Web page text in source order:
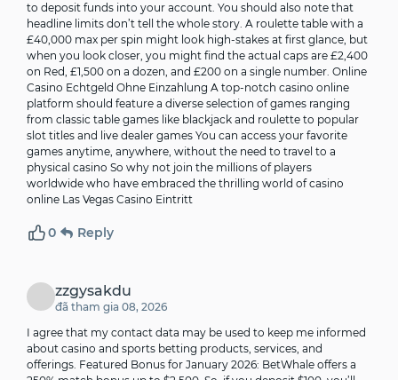
to deposit funds into your account. You should also note that
headline limits don’t tell the whole story. A roulette table with a
£40,000 max per spin might look high-stakes at first glance, but
when you look closer, you might find the actual caps are £2,400
on Red, £1,500 on a dozen, and £200 on a single number. Online
Casino Echtgeld Ohne Einzahlung A top-notch casino online
platform should feature a diverse selection of games ranging
from classic table games like blackjack and roulette to popular
slot titles and live dealer games You can access your favorite
games anytime, anywhere, without the need to travel to a
physical casino So why not join the millions of players
worldwide who have embraced the thrilling world of casino
online Las Vegas Casino Eintritt
0 Reply
zzgysakdu
đã tham gia 08, 2026
I agree that my contact data may be used to keep me informed
about casino and sports betting products, services, and
offerings. Featured Bonus for January 2026: BetWhale offers a